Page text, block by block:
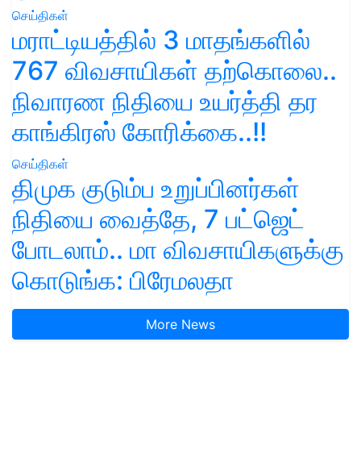
செய்திகள்
மராட்டியத்தில் 3 மாதங்களில்
767 விவசாயிகள் தற்கொலை..
நிவாரண நிதியை உயர்த்தி தர
காங்கிரஸ் கோரிக்கை..!!
செய்திகள்
திமுக குடும்ப உறுப்பினர்கள்
நிதியை வைத்தே, 7 பட்ஜெட்
போடலாம்.. மா விவசாயிகளுக்கு
கொடுங்க: பிரேமலதா
More News